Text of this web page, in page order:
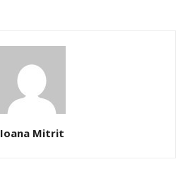
Ioana Mitrit